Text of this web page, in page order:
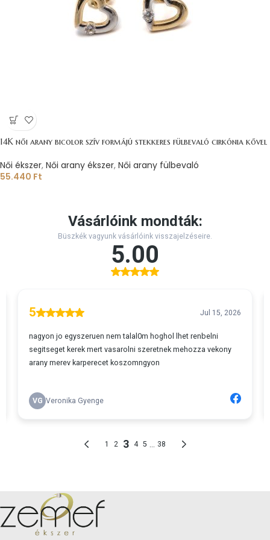
14K női arany bicolor szív formájú stekkeres fülbevaló cirkónia kővel
Női ékszer, Női arany ékszer, Női arany fülbevaló
55.440 Ft